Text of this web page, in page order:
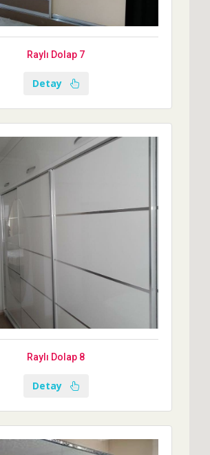
Raylı Dolap 7
Detay
Raylı Dolap 8
Detay